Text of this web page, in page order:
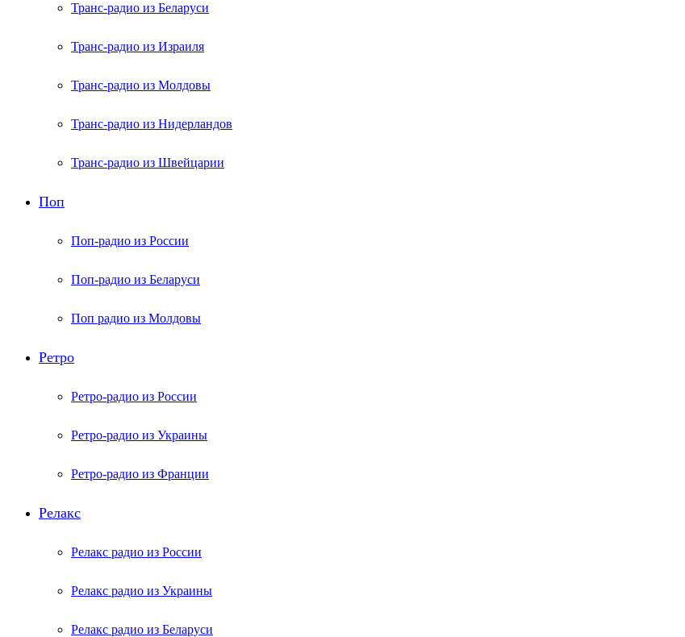
Транс-радио из Беларуси
Транс-радио из Израиля
Транс-радио из Молдовы
Транс-радио из Нидерландов
Транс-радио из Швейцарии
Поп
Поп-радио из России
Поп-радио из Беларуси
Поп радио из Молдовы
Ретро
Ретро-радио из России
Ретро-радио из Украины
Ретро-радио из Франции
Релакс
Релакс радио из России
Релакс радио из Украины
Релакс радио из Беларуси